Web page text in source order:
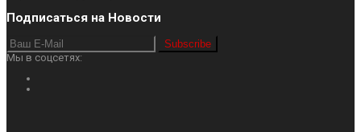
Подписаться на Новости
Subscribe
Мы в соцсетях: